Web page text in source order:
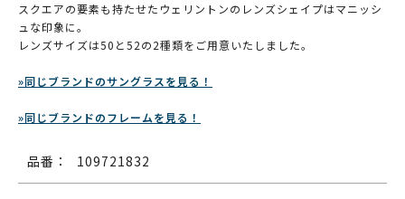
スクエアの要素も持たせたウェリントンのレンズシェイプはマニッシ
ュな印象に。
レンズサイズは50と52の2種類をご用意いたしました。
»同じブランドのサングラスを見る！
»同じブランドのフレームを見る！
品番： 109721832